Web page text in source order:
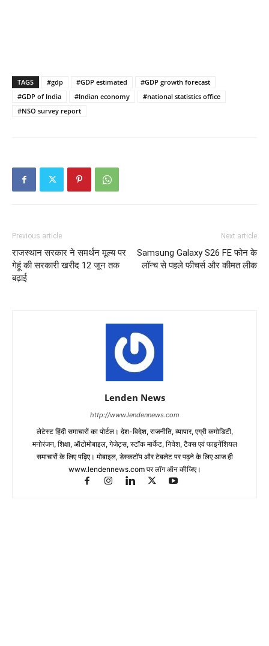
TAGS #gdp #GDP estimated
#GDP growth forecast
#GDP of India
#Indian economy
#national statistics office
#NSO survey report
Previous article
राजस्थान सरकार ने समर्थन मूल्य पर
गेहूं की सरकारी खरीद 12 जून तक
बढ़ाई
Next article
Samsung Galaxy S26 FE फोन के
लॉन्च से पहले फीचर्स और कीमत लीक
Lenden News
http://www.lendennews.com
लेटेस्ट हिंदी समाचारों का पोर्टल। देश-विदेश, राजनीति, व्यापार, एग्री कमोडिटी,
मनोरंजन, शिक्षा, ऑटोमोबाइल, गेजेट्स, स्टॉक मार्केट, निवेश, टैक्स एवं फाइनेंशियल
समाचारों के लिए पढ़िए। मोबाइल, डेस्कटॉप और टेबलेट पर पढ़ने के लिए आज ही
www.lendennews.com पर लॉग ऑन कीजिए।